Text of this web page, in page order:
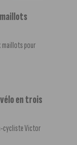
maillots pour
en trois
cycliste Victor